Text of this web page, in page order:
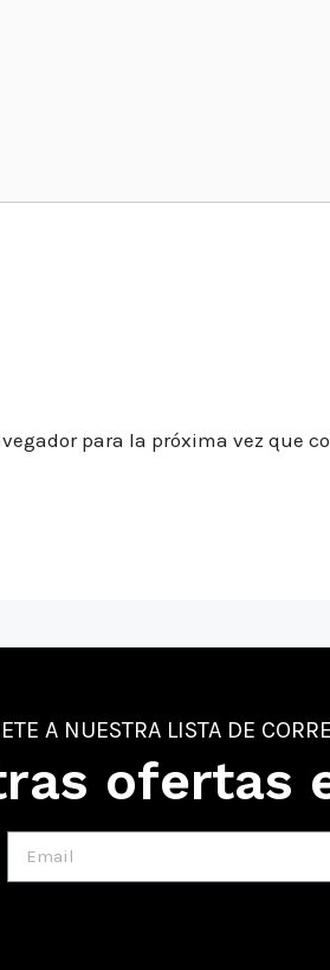
para la próxima vez que
A NUESTRA LISTA DE
ofertas